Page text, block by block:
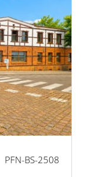
Domy
Dzialki
Lokale
PFN-BS-2508